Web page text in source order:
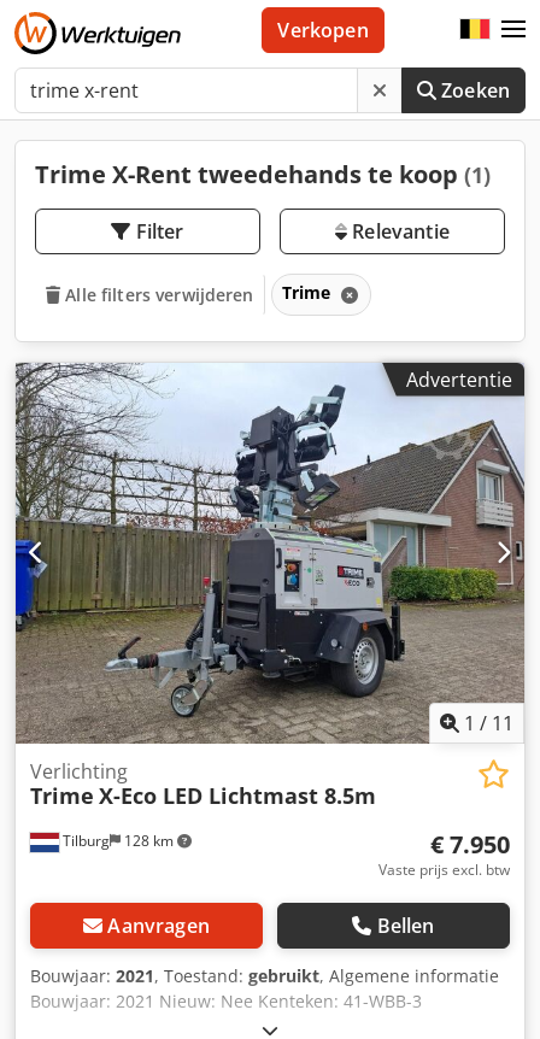
Zoeken
Verkopen
Trime X-Rent tweedehands te koop (1)
Filter Relevantie
Alle filters verwijderen Trime
Advertentie
1 / 11
Tilburg 128 km
Verlichting
Trime X-Eco LED Lichtmast 8.5m
€ 7.950
Vaste prijs excl. btw
Aanvragen Bellen
Bouwjaar: 2021, Toestand: gebruikt, Algemene informatie
Bouwjaar: 2021 Nieuw: Nee Kenteken: 41-WBB-3
Serienummer: 200210463 Aandrijflijn Aandrijving: Wiel